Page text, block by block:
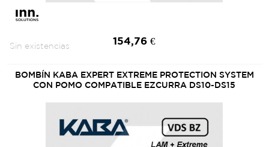
154,76 €
Sin existencias
BOMBÍN KABA EXPERT EXTREME PROTECTION SYSTEM
CON POMO COMPATIBLE EZCURRA DS10-DS15